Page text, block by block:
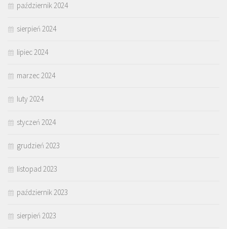
październik 2024
sierpień 2024
lipiec 2024
marzec 2024
luty 2024
styczeń 2024
grudzień 2023
listopad 2023
październik 2023
sierpień 2023